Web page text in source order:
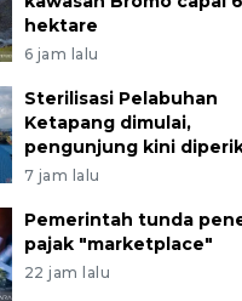
hektare
6 jam lalu
Sterilisasi Pelabuhan
Ketapang dimulai,
pengunjung kini
7 jam lalu
Pemerintah tunda
pajak "marketplace"
22 jam lalu